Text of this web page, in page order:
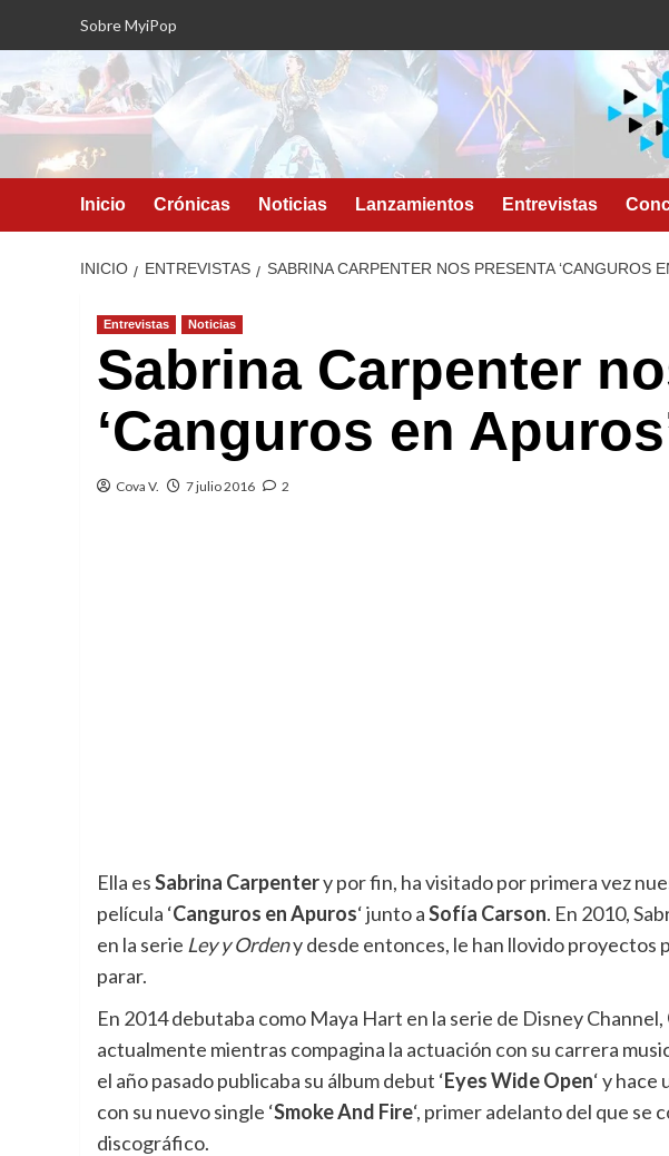
Sobre MyiPop
Inicio Crónicas Noticias Lanzamientos Entrevistas
INICIO ENTREVISTAS SABRINA CARPENTER NOS PRESENTA ‘CANGUROS
Entrevistas Noticias
Sabrina Carpenter
‘Canguros en
Cova V. 7 julio 2016 2
Ella esSabrina Carpentery por fin, ha visitado por primera vez
película ‘Canguros en Apuros‘ junto aSofía Carson. En 2010,
en la serie Ley y Ordeny desde entonces, le han llovido proyectos
parar.
En 2014 debutaba como Maya Hart en la serie de Disney Channel,
actualmente mientras compagina la actuación con su carrera
el año pasado publicaba su álbum debut ‘Eyes Wide Open‘ y
con su nuevo single ‘Smoke And Fire‘, primer adelanto del que
discográfico.